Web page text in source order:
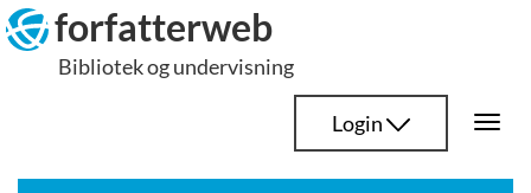
Hop
til
indhold
forfatterweb
Bibliotek og undervisning
Login